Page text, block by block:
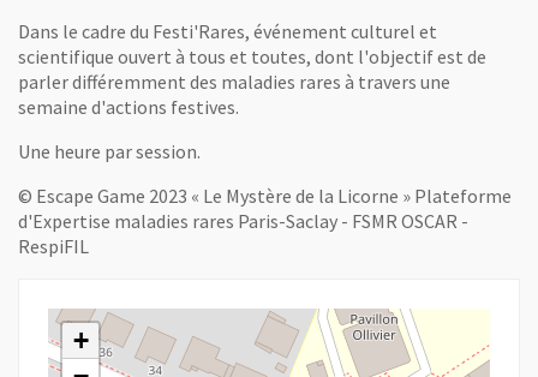
Dans le cadre du Festi'Rares, événement culturel et
scientifique ouvert à tous et toutes, dont l'objectif est de
parler différemment des maladies rares à travers une
semaine d'actions festives.
Une heure par session.
© Escape Game 2023 « Le Mystère de la Licorne » Plateforme
d'Expertise maladies rares Paris-Saclay - FSMR OSCAR -
RespiFIL
+